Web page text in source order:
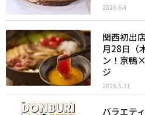
2026.6.4
関西初出
月28日（
ン！京鴨
ジ
2026.5.31
バラエテ